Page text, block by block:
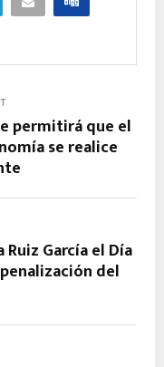
permitirá que el
se realice
García el Día
del